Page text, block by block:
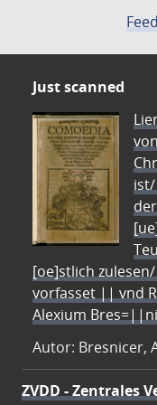
Just scanned
[oe]stlich
vorfasset || vnd
Alexium
Autor: Bresnicer,
ZVDD - Zentrales